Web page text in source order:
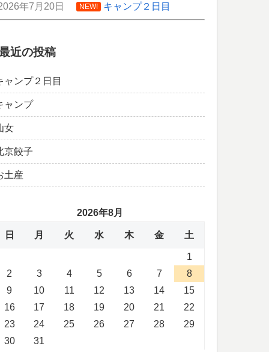
年7月20日 NEW! キャンプ２日目
近の投稿
ャンプ２日目
ャンプ
女
京餃子
土産
2026年8月
日 月 火 水 木 金 土
1
2
3 4 5 6 7
8
9
10 11 12 13 14
15
16
17 18 19 20 21
22
23
24 25 26 27 28
29
30
31